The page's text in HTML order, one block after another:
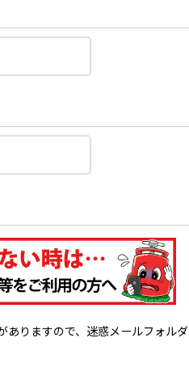
りますので、迷惑メールフォ